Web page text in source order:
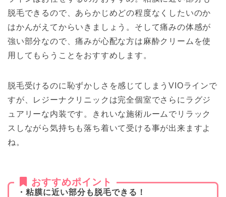
脱毛できるので、あらかじめどの程度なくしたいのか
はかんがえてからいきましょう。そして痛みの体感が
強い部分なので、痛みが心配な方は麻酔クリームを使
用してもらうことをおすすめします。
脱毛受けるのに恥ずかしさを感じてしまうVIOラインで
すが、レジーナクリニックは完全個室でさらにラグジ
ュアリーな内装です。きれいな施術ルームでリラック
スしながら気持ちも落ち着いて受ける事が出来ますよ
ね。
おすすめポイント
・粘膜に近い部分も脱毛できる！